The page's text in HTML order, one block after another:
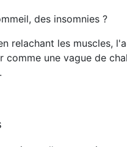
des insomnies ?
relachant les muscles,
une vague de